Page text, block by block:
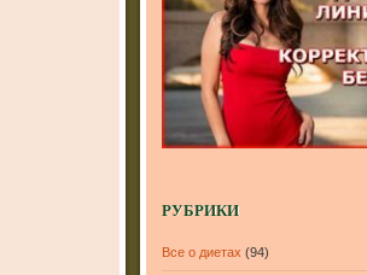
РУБРИКИ
Все о диетах (94)